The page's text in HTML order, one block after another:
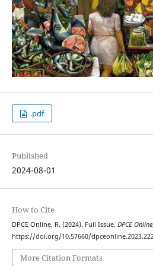
.pdf
Published
2024-08-01
How to Cite
DPCE Online, R. (2024). Full Issue. DPCE Online,
https://doi.org/10.57660/
More Citation Formats